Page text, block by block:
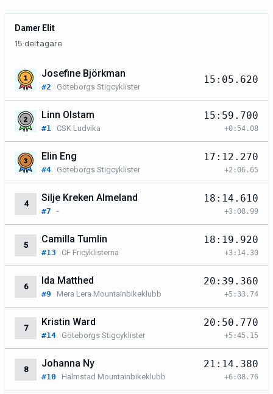
Damer Elit
15 deltagare
Josefine Björkman
#2 Göteborgs Stigcyklister
15:05.620
Linn Olstam
#1 CSK Ludvika
15:59.700
+0:54.08
Elin Eng
#4 Göteborgs Stigcyklister
17:12.270
+2:06.65
4
Silje Kreken Almeland
#7 -
18:14.610
+3:08.99
5
Camilla Tumlin
#13 CF Fricyklisterna
18:19.920
+3:14.30
6
Ida Matthed
#9 Mera Lera Mountainbikeklubb
20:39.360
+5:33.74
7
Kristin Ward
#14 Göteborgs Stigcyklister
20:50.770
+5:45.15
8
Johanna Ny
#10 Halmstad Mountainbikeklubb
21:14.380
+6:08.76